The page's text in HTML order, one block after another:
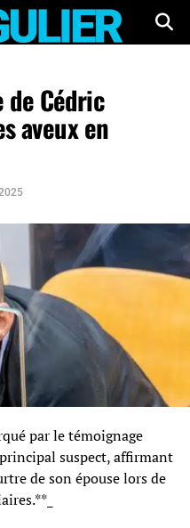
de Cédric
aveux en
par le témoignage
suspect, affirmant
de son épouse lors de